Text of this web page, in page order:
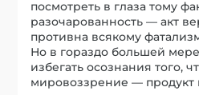
посмотреть в глаза тому
разочарованность — акт
противна всякому
Но в гораздо большей
избегать осознания того,
мировоззрение — продукт